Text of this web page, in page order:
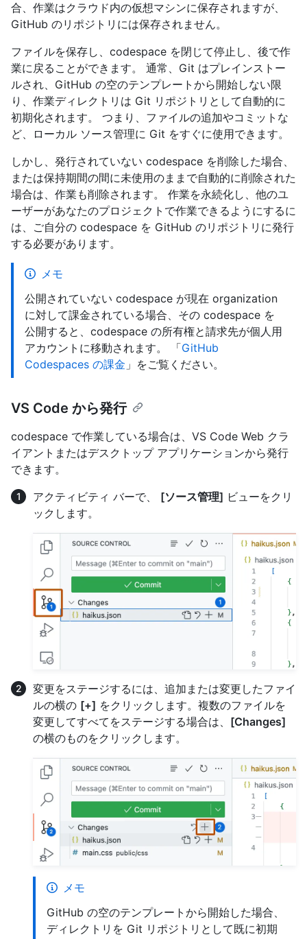
合、作業はクラウド内の仮想マシンに保存されますが、
GitHub のリポジトリには保存されません。
ファイルを保存し、codespace を閉じて停止し、後で作
業に戻ることができます。 通常、Git はプレインストー
ルされ、GitHub の空のテンプレートから開始しない限
り、作業ディレクトリは Git リポジトリとして自動的に
初期化されます。 つまり、ファイルの追加やコミットな
ど、ローカル ソース管理に Git をすぐに使用できます。
しかし、発行されていない codespace を削除した場合、
または保持期間の間に未使用のままで自動的に削除された
場合は、作業も削除されます。 作業を永続化し、他のユ
ーザーがあなたのプロジェクトで作業できるようにするに
は、ご自分の codespace を GitHub のリポジトリに発行
する必要があります。
メモ
公開されていない codespace が現在 organization
に対して課金されている場合、その codespace を
公開すると、codespace の所有権と請求先が個人用
アカウントに移動されます。 「GitHub
Codespaces の課金 」をご覧ください。
VS Code から発行
codespace で作業している場合は、VS Code Web クラ
イアントまたはデスクトップ アプリケーションから発行
できます。
アクティビティ バーで、 [ソース管理] ビューをクリ
ックします。
変更をステージするには、追加または変更したファイ
ルの横の [+] をクリックします。複数のファイルを
変更してすべてをステージする場合は、 [Changes]
の横のものをクリックします。
メモ
GitHub の空のテンプレートから開始した場合、
ディレクトリを Git リポジトリとして既に初期